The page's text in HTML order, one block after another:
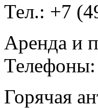
Тел.: +7
Аренда и
Горячая